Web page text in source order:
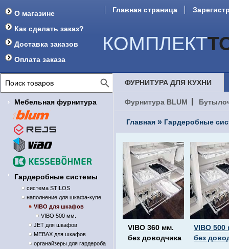
О магазине
Как сделать заказ?
Доставка заказов
Оплата заказа
Главная страница
КОМПЛЕКТ
Мебельная фурнитура
Гардеробные системы
система STILOS
наполнение для шкафа-купе
VIBO для шкафов
VIBO 500 мм.
JET для шкафов
MEBAX для шкафов
органайзеры для гардероба
ФУРНИТУРА ДЛЯ КУХНИ
Фурнитура BLUM
Главная » Гардеробные
VIBO 360 мм.
без доводчика
VIBO 500
без